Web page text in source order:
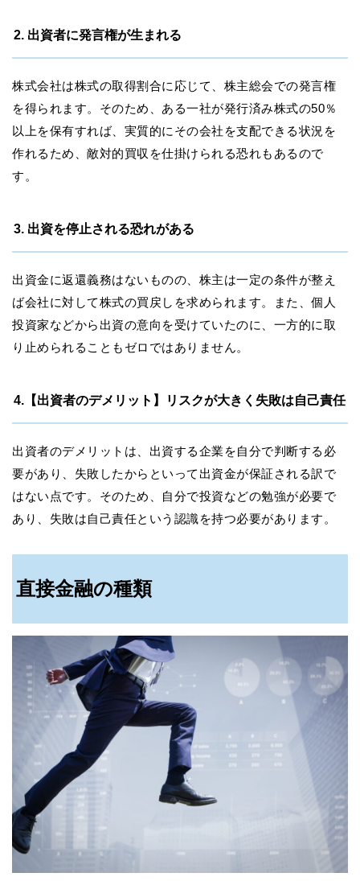
2. 出資者に発言権が生まれる
株式会社は株式の取得割合に応じて、株主総会での発言権
を得られます。そのため、ある一社が発行済み株式の50％
以上を保有すれば、実質的にその会社を支配できる状況を
作れるため、敵対的買収を仕掛けられる恐れもあるので
す。
3. 出資を停止される恐れがある
出資金に返還義務はないものの、株主は一定の条件が整え
ば会社に対して株式の買戻しを求められます。また、個人
投資家などから出資の意向を受けていたのに、一方的に取
り止められることもゼロではありません。
4.【出資者のデメリット】リスクが大きく失敗は自己責任
出資者のデメリットは、出資する企業を自分で判断する必
要があり、失敗したからといって出資金が保証される訳で
はない点です。そのため、自分で投資などの勉強が必要で
あり、失敗は自己責任という認識を持つ必要があります。
直接金融の種類